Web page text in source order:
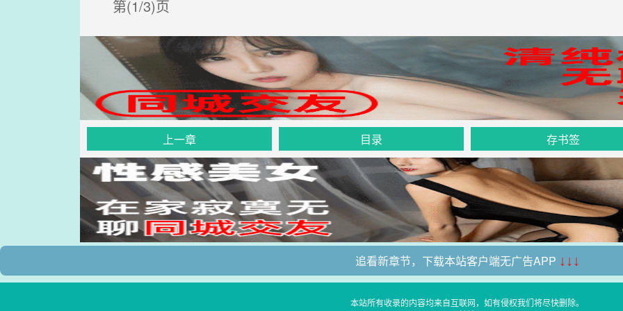
第(1/3)页
上一章 目录 存书签
追看新章节，下载本站客户端无广告APP ↓↓↓
本站所有收录的内容均来自互联网，如有侵权我们将尽快删除。